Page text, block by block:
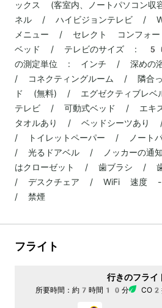
ックス (客室内、ノートパソコン
ネル / ハイビジョンテレビ /
メニュー / セレクト コンフォー
ベッド / テレビのサイズ :
の測定単位 : インチ / 深めの
/ コネクティングルーム / 隣合
ド (無料) / エグゼクティブレ
テレビ / 可動式ベッド / エキ
タオルあり / ベッドシーツあ
/ トイレットペーパー / ノートパ
/ 光るドアベル / ノッカーの通
はクローゼット / 歯ブラシ / 歯
/ デスクチェア / WiFi 速
/ 禁煙
フライト
行きのフライ
所要時間： 約7時間10分 CO2